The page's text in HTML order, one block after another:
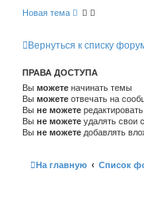
Новая тема
Вернуться к списку
ПРАВА ДОСТУПА
Вы можете начинать темы
Вы можете отвечать на
Вы не можете
Вы не можете удалять свои
Вы не можете добавлять
На главную Список